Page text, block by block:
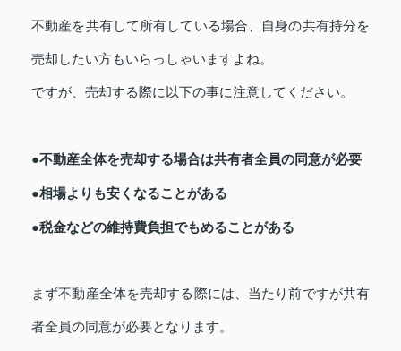
不動産を共有して所有している場合、自身の共有持分を
売却したい方もいらっしゃいますよね。
ですが、売却する際に以下の事に注意してください。
●不動産全体を売却する場合は共有者全員の同意が必要
●相場よりも安くなることがある
●税金などの維持費負担でもめることがある
まず不動産全体を売却する際には、当たり前ですが共有
者全員の同意が必要となります。